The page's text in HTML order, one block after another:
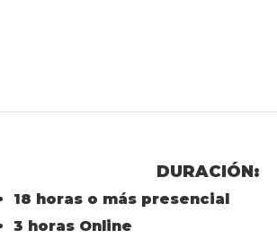
DURACIÓN:
18 horas o más presencial
3 horas Online